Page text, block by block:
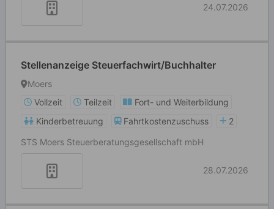
24.07.2026
Stellenanzeige Steuerfachwirt/Buchhalter
Moers
Vollzeit
Teilzeit
Fort- und Weiterbildung
Kinderbetreuung
Fahrtkostenzuschuss
2
STS Moers Steuerberatungsgesellschaft mbH
28.07.2026